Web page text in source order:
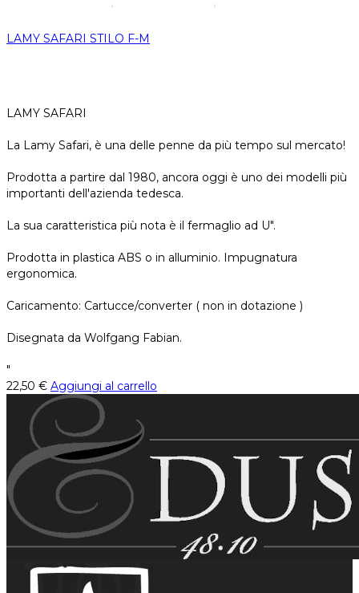
LAMY SAFARI STILO F-M
LAMY SAFARI
La Lamy Safari, è una delle penne da più tempo sul mercato!
Prodotta a partire dal 1980, ancora oggi è uno dei modelli più
importanti dell'azienda tedesca.
La sua caratteristica più nota è il fermaglio ad U".
Prodotta in plastica ABS o in alluminio. Impugnatura
ergonomica.
Caricamento: Cartucce/converter ( non in dotazione )
Disegnata da Wolfgang Fabian.
"
22,50 € Aggiungi al carrello